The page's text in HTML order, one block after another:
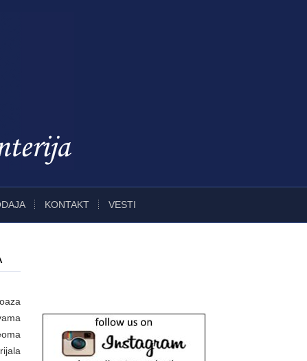
KONTAKT VESTI